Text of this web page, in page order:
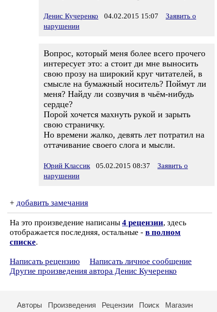
Денис Кучеренко 04.02.2015 15:07
Заявить о
нарушении
Вопрос, который меня более всего прочего
интересует это: а стоит ди мне выносить
свою прозу на широкий круг читателей, в
смысле на бумажный носитель? Поймут ли
меня? Найду ли созвучия в чьём-нибудь
сердце?
Порой хочется махнуть рукой и зарыть
свою страничку.
Но времени жалко, девять лет потратил на
оттачивание своего слога и мысли.
Юрий Классик 05.02.2015 08:37
Заявить о
нарушении
+ добавить замечания
На это произведение написаны 4 рецензии, здесь
отображается последняя, остальные - в полном
списке.
Написать рецензию
Написать личное сообщение
Другие произведения автора Денис Кучеренко
Авторы Произведения Рецензии Поиск
Магазин